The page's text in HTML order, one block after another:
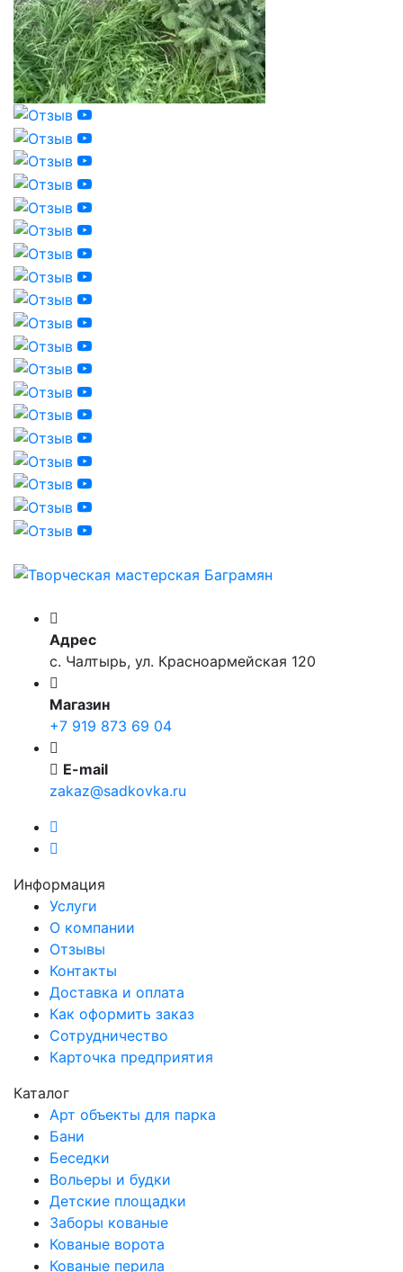
Адрес
с. Чалтырь, ул. Красноармейская 120
Магазин
+7 919 873 69 04
E-mail
zakaz@sadkovka.ru
Информация
Услуги
О компании
Отзывы
Контакты
Доставка и оплата
Как оформить заказ
Сотрудничество
Карточка предприятия
Каталог
Арт объекты для парка
Бани
Беседки
Вольеры и будки
Детские площадки
Заборы кованые
Кованые ворота
Кованые перила